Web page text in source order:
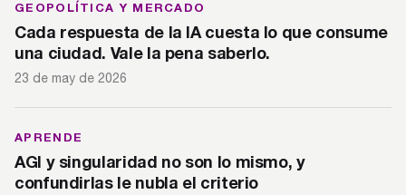
GEOPOLÍTICA Y MERCADO
Cada respuesta de la IA cuesta lo que consume
una ciudad. Vale la pena saberlo.
23 de may de 2026
APRENDE
AGI y singularidad no son lo mismo, y
confundirlas le nubla el criterio